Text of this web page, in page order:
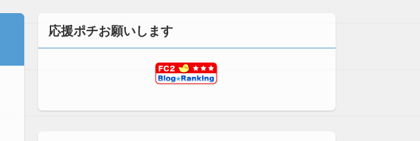
応援ポチお願いします